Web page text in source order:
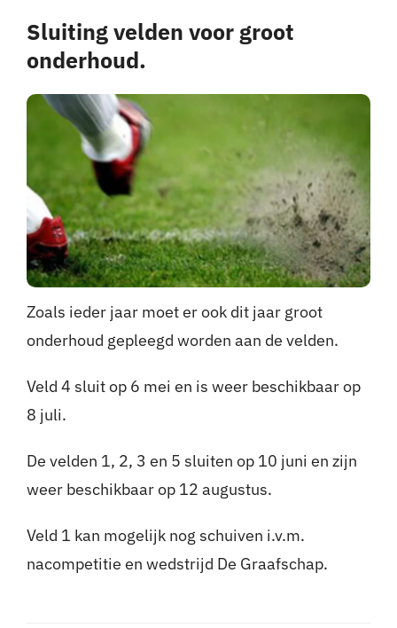
Lidmaatschap
Nieuws
Sponsoren
Contact
Lid worden
Zoeken
Sluiting velden voor groot
onderhoud.
Zoals ieder jaar moet er ook dit jaar groot
onderhoud gepleegd worden aan de velden.
Veld 4 sluit op 6 mei en is weer beschikbaar op
8 juli.
De velden 1, 2, 3 en 5 sluiten op 10 juni en zijn
weer beschikbaar op 12 augustus.
Veld 1 kan mogelijk nog schuiven i.v.m.
nacompetitie en wedstrijd De Graafschap.